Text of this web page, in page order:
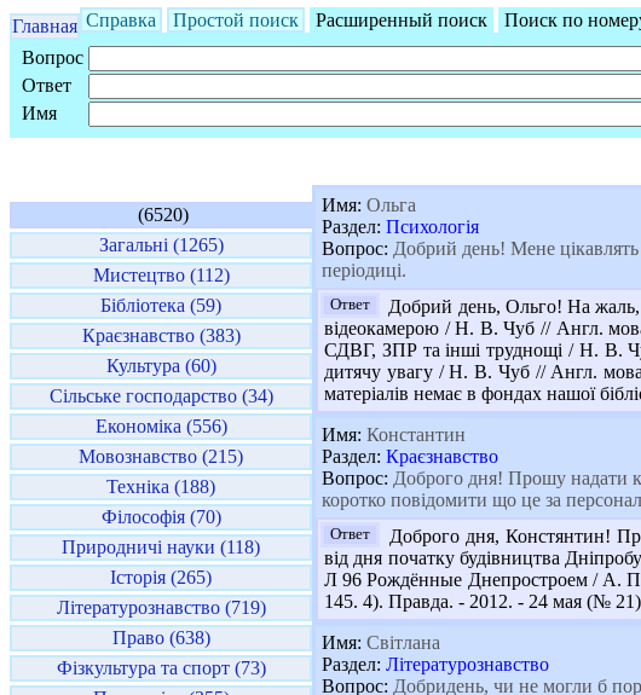
Главная Справка Простой поиск Расширенный поиск Поиск по
Вопрос
Ответ
Имя
(6520)
Загальні (1265)
Мистецтво (112)
Бібліотека (59)
Краєзнавство (383)
Культура (60)
Сільське господарство (34)
Економіка (556)
Мовознавство (215)
Техніка (188)
Філософія (70)
Природничі науки (118)
Історія (265)
Літературознавство (719)
Право (638)
Фізкультура та спорт (73)
Имя: Ольга
Раздел: Психологія
Вопрос: Добрий день! Мене
періодиці.
Ответ
Добрий день, Ольго! На жаль,
відеокамерою / Н. В. Чуб // Англ.
СДВГ, ЗПР та інші труднощі / Н. В.
дитячу увагу / Н. В. Чуб // Англ.
матеріалів немає в фондах нашої
Имя: Константин
Раздел: Краєзнавство
Вопрос: Доброго дня! Прошу надати
коротко повідомити що це за
Ответ
Доброго дня, Констянтин!
від дня початку будівництва
Л 96 Рождённые Днепростроем / А.
145. 4). Правда. - 2012. - 24 мая (№
Имя: Світлана
Раздел: Літературознавство
Вопрос: Добридень, чи не могли б